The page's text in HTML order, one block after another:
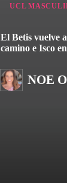
UCL
El Betis vuelve
camino e Isco
NOE